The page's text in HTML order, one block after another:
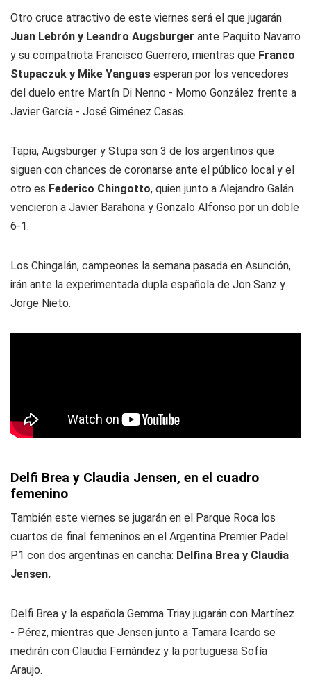
Otro cruce atractivo de este viernes será el que jugarán
Juan Lebrón y Leandro Augsburger ante Paquito Navarro
y su compatriota Francisco Guerrero, mientras que Franco
Stupaczuk y Mike Yanguas esperan por los vencedores
del duelo entre Martín Di Nenno - Momo González frente a
Javier García - José Giménez Casas.
Tapia, Augsburger y Stupa son 3 de los argentinos que
siguen con chances de coronarse ante el público local y el
otro es Federico Chingotto, quien junto a Alejandro Galán
vencieron a Javier Barahona y Gonzalo Alfonso por un doble
6-1.
Los Chingalán, campeones la semana pasada en Asunción,
irán ante la experimentada dupla española de Jon Sanz y
Jorge Nieto.
Delfi Brea y Claudia Jensen, en el cuadro
femenino
También este viernes se jugarán en el Parque Roca los
cuartos de final femeninos en el Argentina Premier Padel
P1 con dos argentinas en cancha: Delfina Brea y Claudia
Jensen.
Delfi Brea y la española Gemma Triay jugarán con Martínez
- Pérez, mientras que Jensen junto a Tamara Icardo se
medirán con Claudia Fernández y la portuguesa Sofía
Araujo.